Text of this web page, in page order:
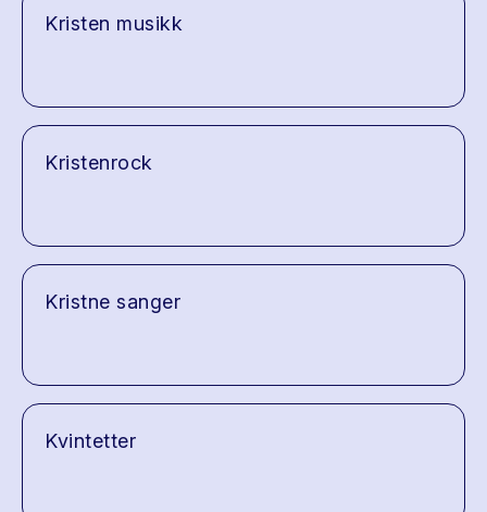
Kristen musikk
Kristenrock
Kristne sanger
Kvintetter